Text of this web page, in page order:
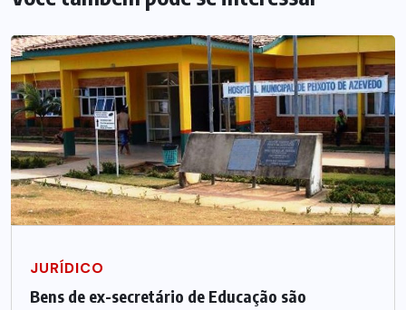
JURÍDICO
Bens de ex-secretário de Educação são